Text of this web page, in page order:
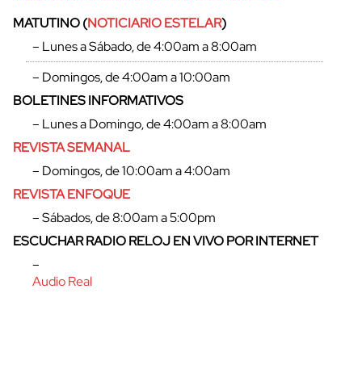
MATUTINO (NOTICIARIO ESTELAR)
– Lunes a Sábado, de 4:00am a 8:00am
– Domingos, de 4:00am a 10:00am
BOLETINES INFORMATIVOS
– Lunes a Domingo, de 4:00am a 8:00am
REVISTA SEMANAL
– Domingos, de 10:00am a 4:00am
REVISTA ENFOQUE
– Sábados, de 8:00am a 5:00pm
ESCUCHAR RADIO RELOJ EN VIVO POR INTERNET
–
Audio Real